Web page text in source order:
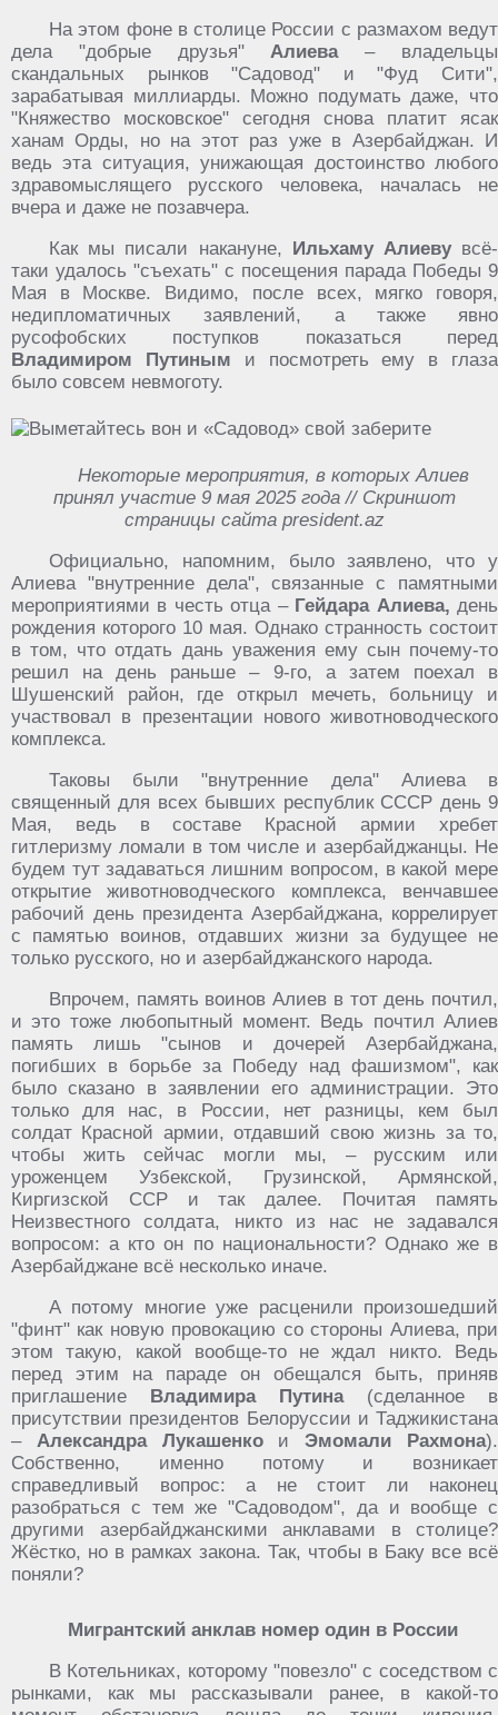
На этом фоне в столице России с размахом ведут
дела "добрые друзья"Алиева– владельцы
скандальных рынков "Садовод" и "Фуд Сити",
зарабатывая миллиарды. Можно подумать даже, что
"Княжество московское" сегодня снова платит ясак
ханам Орды, но на этот раз уже в Азербайджан. И
ведь эта ситуация, унижающая достоинство любого
здравомыслящего русского человека, началась не
вчера и даже не позавчера.
Как мы писали накануне, Ильхаму Алиевувсё-
таки удалось "съехать" с посещения парада Победы 9
Мая в Москве. Видимо, после всех, мягко говоря,
недипломатичных заявлений, а также явно
русофобских поступков показаться перед
Владимиром Путиным и посмотреть ему в глаза
было совсем невмоготу.
Некоторые мероприятия, в которых Алиев
принял участие 9 мая 2025 года // Скриншот
страницы сайта president.az
Официально, напомним, было заявлено, что у
Алиева "внутренние дела", связанные с памятными
мероприятиями в честь отца – Гейдара Алиева,день
рождения которого 10 мая. Однако странность состоит
в том, что отдать дань уважения ему сын почему-то
решил на день раньше – 9-го, а затем поехал в
Шушенский район, где открыл мечеть, больницу и
участвовал в презентации нового животноводческого
комплекса.
Таковы были "внутренние дела" Алиева в
священный для всех бывших республик СССР день 9
Мая, ведь в составе Красной армии хребет
гитлеризму ломали в том числе и азербайджанцы. Не
будем тут задаваться лишним вопросом, в какой мере
открытие животноводческого комплекса, венчавшее
рабочий день президента Азербайджана, коррелирует
с памятью воинов, отдавших жизни за будущее не
только русского, но и азербайджанского народа.
Впрочем, память воинов Алиев в тот день почтил,
и это тоже любопытный момент. Ведь почтил Алиев
память лишь "сынов и дочерей Азербайджана,
погибших в борьбе за Победу над фашизмом", как
было сказано в заявлении его администрации. Это
только для нас, в России, нет разницы, кем был
солдат Красной армии, отдавший свою жизнь за то,
чтобы жить сейчас могли мы, – русским или
уроженцем Узбекской, Грузинской, Армянской,
Киргизской ССР и так далее. Почитая память
Неизвестного солдата, никто из нас не задавался
вопросом: а кто он по национальности? Однако же в
Азербайджане всё несколько иначе.
А потому многие уже расценили произошедший
"финт" как новую провокацию со стороны Алиева, при
этом такую, какой вообще-то не ждал никто. Ведь
перед этим на параде он обещался быть, приняв
приглашение Владимира Путина (сделанное в
присутствии президентов Белоруссии и Таджикистана
– Александра Лукашенкои Эмомали Рахмона).
Собственно, именно потому и возникает
справедливый вопрос: а не стоит ли наконец
разобраться с тем же "Садоводом", да и вообще с
другими азербайджанскими анклавами в столице?
Жёстко, но в рамках закона. Так, чтобы в Баку все всё
поняли?
Мигрантский анклав номер один в России
В Котельниках, которому "повезло" с соседством с
рынками, как мы рассказывали ранее, в какой-то